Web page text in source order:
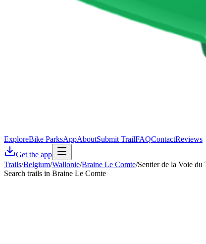
ExploreBike ParksAppAboutSubmit TrailFAQContactReviews
Get the app
Trails/Belgium/Wallonie/Braine Le Comte/Sentier de la Voie du
Search trails in Braine Le Comte